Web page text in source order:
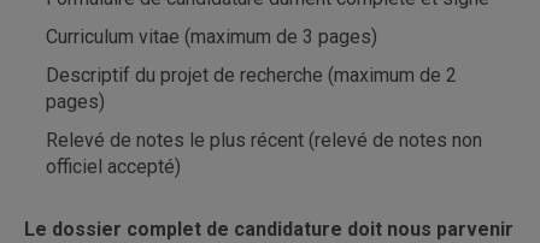
Curriculum vitae (maximum de 3 pages)
Descriptif du projet de recherche (maximum de 2
pages)
Relevé de notes le plus récent (relevé de notes non
officiel accepté)
Le dossier complet de candidature doit nous parvenir